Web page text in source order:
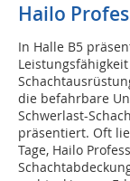
Hailo
In Halle B5
die befahrbare
Schwerlast-
präsentiert. Oft
Tage, Hailo